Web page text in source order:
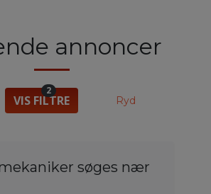
annoncer
VIS FILTRE
2
Ryd
søges nær